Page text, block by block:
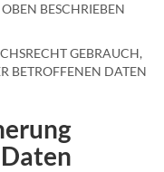
BESCHRIEBEN
GEBRAUCH,
BETROFFENEN DATEN